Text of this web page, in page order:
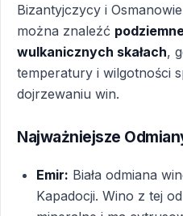
Bizantyjczycy i
można znaleźć
wulkanicznych skałach,
temperatury i wilgotności
dojrzewaniu win.
Najważniejsze
Emir: Biała odmiana
Kapadocji. Wino z tej